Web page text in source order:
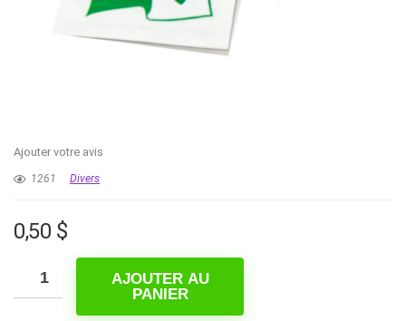
Ajouter votre avis
1261 Divers
0,50 $
AJOUTER AU
PANIER